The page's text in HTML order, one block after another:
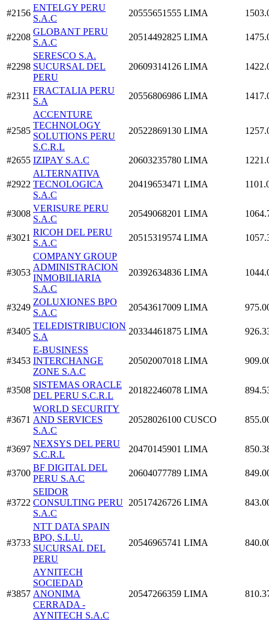
#2156
ENTELGY PERU
S.A.C
20555651555 LIMA
#2208
GLOBANT PERU
S.A.C
20514492825 LIMA
#2298
SERESCO S.A.
SUCURSAL DEL
PERU
20609314126 LIMA
#2311
FRACTALIA PERU
S.A
20556806986 LIMA
#2585
ACCENTURE
TECHNOLOGY
SOLUTIONS PERU
S.C.R.L
20522869130 LIMA
#2655 IZIPAY S.A.C 20603235780 LIMA
#2922
ALTERNATIVA
TECNOLOGICA
S.A.C
20419653471 LIMA
#3008
VERISURE PERU
S.A.C
20549068201 LIMA
#3021
RICOH DEL PERU
S.A.C
20515319574 LIMA
#3053
COMPANY GROUP
ADMINISTRACION
INMOBILIARIA
S.A.C
20392634836 LIMA
#3249
ZOLUXIONES BPO
S.A.C
20543617009 LIMA
#3405
TELEDISTRIBUCION
S.A
20334461875 LIMA
#3453
E-BUSINESS
INTERCHANGE
ZONE S.A.C
20502007018 LIMA
#3508
SISTEMAS ORACLE
DEL PERU S.C.R.L
20182246078 LIMA
#3671
WORLD SECURITY
AND SERVICES
S.A.C
20528026100 CUSCO
#3697
NEXSYS DEL PERU
S.C.R.L
20470145901 LIMA
#3700
BF DIGITAL DEL
PERU S.A.C
20604077789 LIMA
#3722
SEIDOR
CONSULTING PERU
S.A.C
20517426726 LIMA
#3733
NTT DATA SPAIN
BPO, S.L.U.
SUCURSAL DEL
PERU
20546965741 LIMA
#3857
AYNITECH
SOCIEDAD
ANONIMA
CERRADA -
AYNITECH S.A.C
20547266359 LIMA